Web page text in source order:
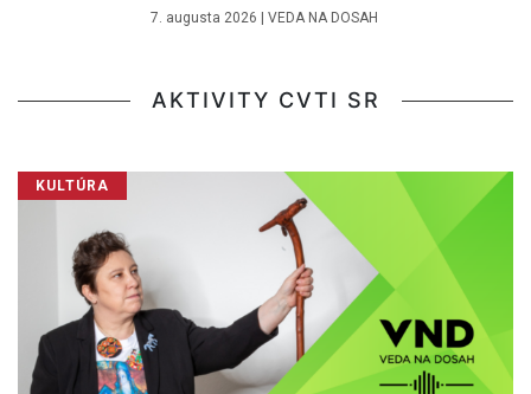
7. augusta 2026 | VEDA NA DOSAH
AKTIVITY CVTI SR
KULTÚRA